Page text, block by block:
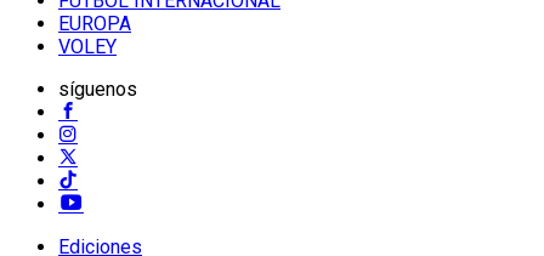
EUROPA
VOLEY
síguenos
Ediciones